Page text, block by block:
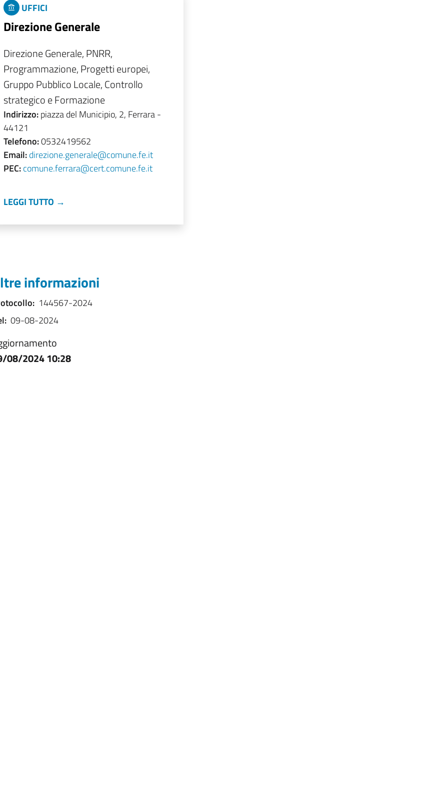
UFFICI
Direzione Generale
Direzione Generale, PNRR,
Programmazione, Progetti europei,
Gruppo Pubblico Locale, Controllo
strategico e Formazione
Indirizzo:piazza del Municipio, 2, Ferrara -
44121
Telefono:0532419562
Email:direzione.generale@comune.fe.it
PEC:comune.ferrara@cert.comune.fe.it
LEGGI TUTTO →
informazioni
144567-2024
09-08-2024
08/2024 10:28